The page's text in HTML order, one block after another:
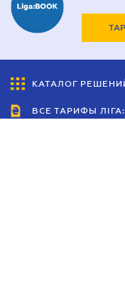
КАТАЛОГ
ВСЕ ТАРИФЫ